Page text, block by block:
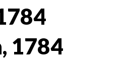
1784